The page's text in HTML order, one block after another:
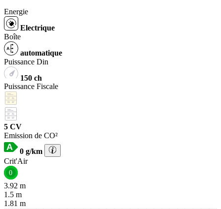
Energie
Electrique
Boîte
automatique
Puissance Din
150 ch
Puissance Fiscale
5 CV
Emission de CO²
0 g/km
Crit'Air
0
3.92 m
1.5 m
1.81 m